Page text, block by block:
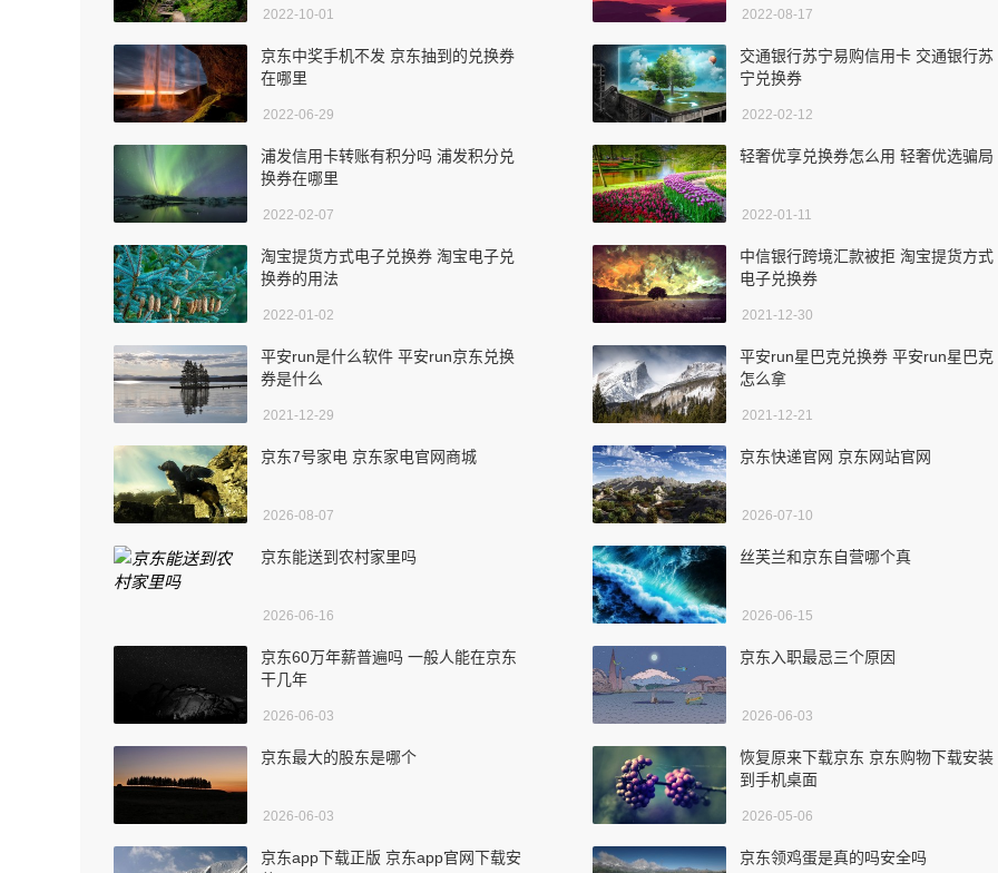
2022-10-01 2022-08-17
京东中奖手机不发 京东抽到的兑换券
在哪里
2022-06-29
交通银行苏宁易购信用卡 交通银行苏
宁兑换券
2022-02-12
浦发信用卡转账有积分吗 浦发积分兑
换券在哪里
2022-02-07
轻奢优享兑换券怎么用 轻奢优选骗局
2022-01-11
淘宝提货方式电子兑换券 淘宝电子兑
换券的用法
2022-01-02
中信银行跨境汇款被拒 淘宝提货方式
电子兑换券
2021-12-30
平安run是什么软件 平安run京东兑换
券是什么
2021-12-29
平安run星巴克兑换券 平安run星巴克
怎么拿
2021-12-21
京东7号家电 京东家电官网商城
2026-08-07
京东快递官网 京东网站官网
2026-07-10
京东能送到农村家里吗
2026-06-16
丝芙兰和京东自营哪个真
2026-06-15
京东60万年薪普遍吗 一般人能在京东
干几年
2026-06-03
京东入职最忌三个原因
2026-06-03
京东最大的股东是哪个
2026-06-03
恢复原来下载京东 京东购物下载安装
到手机桌面
2026-05-06
京东app下载正版 京东app官网下载安
京东领鸡蛋是真的吗安全吗